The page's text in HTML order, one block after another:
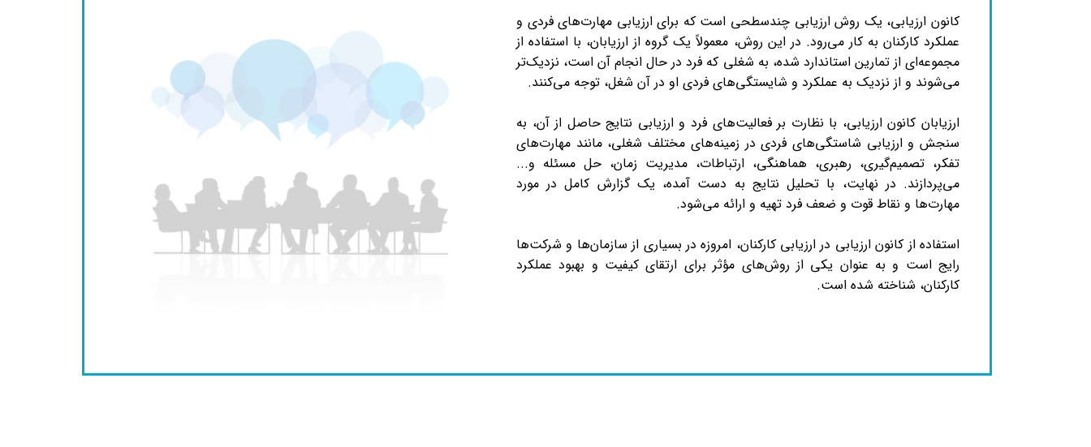
کانون ارزیابی، یک روش ارزیابی چندسطحی است که برای ارزیابی مهارت‌های فردی و
عملکرد کارکنان به کار می‌رود. در این روش، معمولاً یک گروه از ارزیابان، با استفاده از
مجموعه‌ای از تمارین استاندارد شده، به شغلی که فرد در حال انجام آن است، نزدیک‌تر
می‌شوند و از نزدیک به عملکرد و شایستگی‌های فردی او در آن شغل، توجه می‌کنند.
ارزیابان کانون ارزیابی، با نظارت بر فعالیت‌های فرد و ارزیابی نتایج حاصل از آن، به
سنجش و ارزیابی شاستگی‌های فردی در زمینه‌های مختلف شغلی، مانند مهارت‌های
تفکر، تصمیم‌گیری، رهبری، هماهنگی، ارتباطات، مدیریت زمان، حل مسئله و...
می‌پردازند. در نهایت، با تحلیل نتایج به دست آمده، یک گزارش کامل در مورد
مهارت‌ها و نقاط قوت و ضعف فرد تهیه و ارائه می‌شود.
استفاده از کانون ارزیابی در ارزیابی کارکنان، امروزه در بسیاری از سازمان‌ها و شرکت‌ها
رایج است و به عنوان یکی از روش‌های مؤثر برای ارتقای کیفیت و بهبود عملکرد
کارکنان، شناخته شده است.